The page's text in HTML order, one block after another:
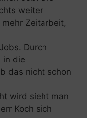
weiter
Zeitarbeit,
Durch
in die
das nicht schon
wird sieht man
Koch sich